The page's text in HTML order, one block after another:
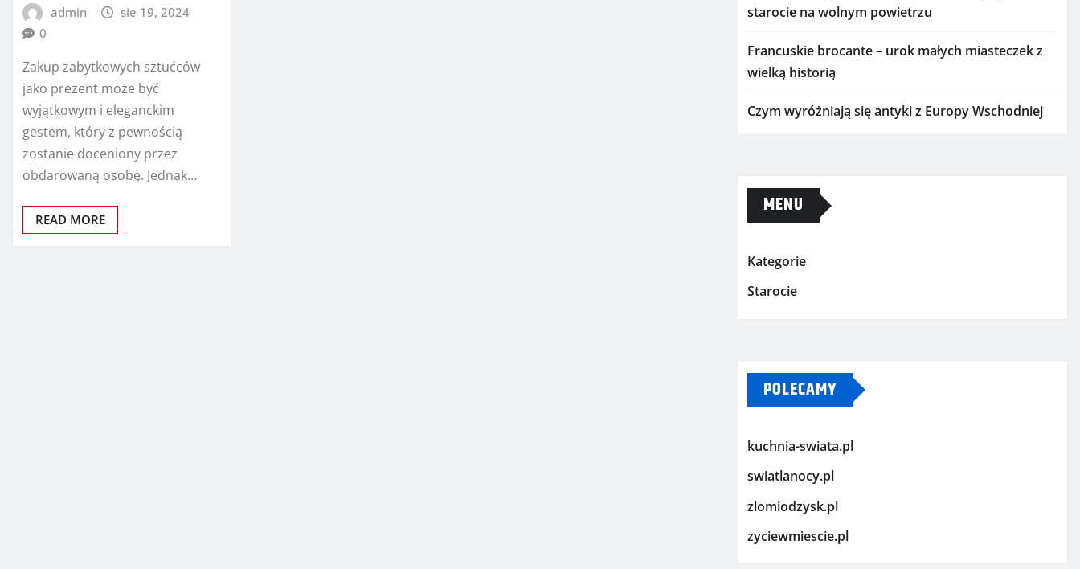
admin
sie 19, 2024
0
Zakup zabytkowych sztućców
jako prezent może być
wyjątkowym i eleganckim
gestem, który z pewnością
zostanie doceniony przez
obdarowaną osobę. Jednak…
READ MORE
starocie na wolnym powietrzu
Francuskie brocante – urok małych miasteczek z
wielką historią
Czym wyróżniają się antyki z Europy Wschodniej
MENU
Kategorie
Starocie
POLECAMY
kuchnia-swiata.pl
swiatlanocy.pl
zlomiodzysk.pl
zyciewmiescie.pl